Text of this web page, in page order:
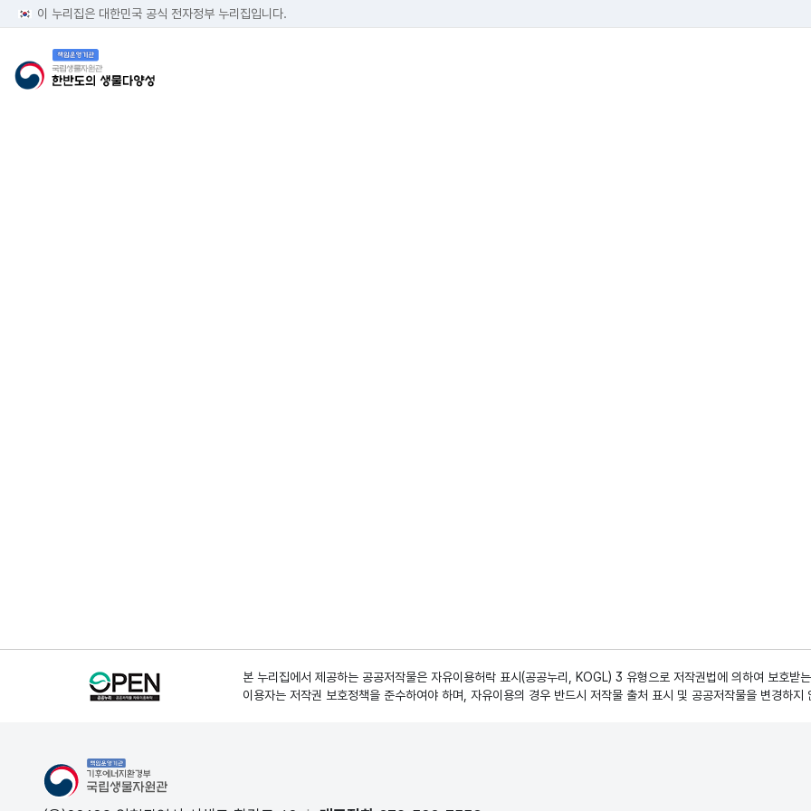
이 누리집은 대한민국 공식 전자정부 누리집입니다.
본 누리집에서 제공하는 공공저작물은 자유이용허락 표시(공공누리, KOGL) 3 유형으로 저작권법에 의하여 보호받
이용자는 저작권 보호정책을 준수하여야 하며, 자유이용의 경우 반드시 저작물 출처 표시 및 공공저작물을 변경하지